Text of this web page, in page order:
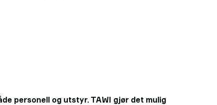
personell og utstyr. TAWI gjør det mulig